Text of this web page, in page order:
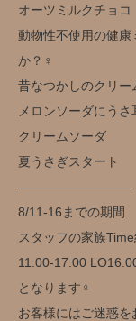
オーツミルクチョコ
動物性不使用の健
か？‍♀️
昔なつかしのクリー
メロンソーダにう
クリームソーダ
夏うさぎスタート
—————————
8/11-16までの期間
スタッフの家族
11:00-17:00
となります‍♀️
お客様にはご迷惑